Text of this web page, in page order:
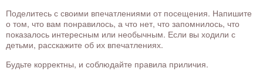
Поделитесь с своими впечатлениями от посещения. Напишите
о том, что вам понравилось, а что нет, что запомнилось, что
показалось интересным или необычным. Если вы ходили с
детьми, расскажите об их впечатлениях.
Будьте корректны, и соблюдайте правила приличия.